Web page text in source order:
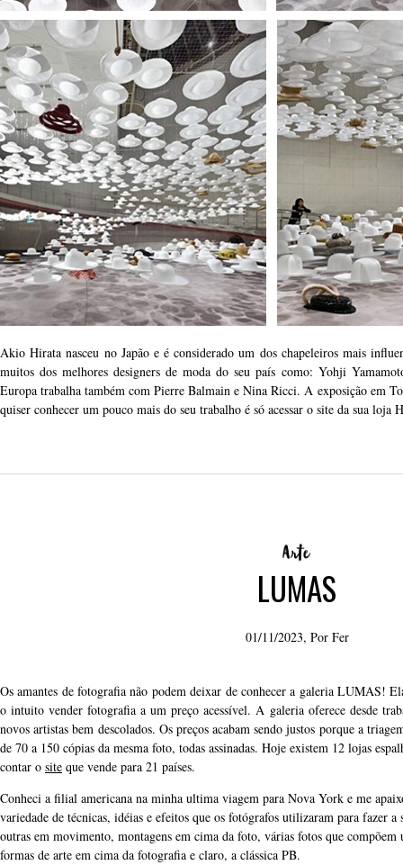
Akio Hirata nasceu no Japão e é considerado um dos chapeleiros mais
muitos dos melhores designers de moda do seu país como: Yohji
Europa trabalha também com Pierre Balmain e Nina Ricci. A exposição em
quiser conhecer um pouco mais do seu trabalho é só acessar o site da sua loja
LUMAS
01/11/2023, Por Fer
Os amantes de fotografia não podem deixar de conhecer a galeria LUMAS!
o intuito vender fotografia a um preço acessível. A galeria oferece desde
novos artistas bem descolados. Os preços acabam sendo justos porque a
de 70 a 150 cópias da mesma foto, todas assinadas. Hoje existem 12 lojas
contar o site que vende para 21 países.
Conheci a filial americana na minha ultima viagem para Nova York e me
variedade de técnicas, idéias e efeitos que os fotógrafos utilizaram para fazer a
outras em movimento, montagens em cima da foto, várias fotos que compõem
formas de arte em cima da fotografia e claro, a clássica PB.